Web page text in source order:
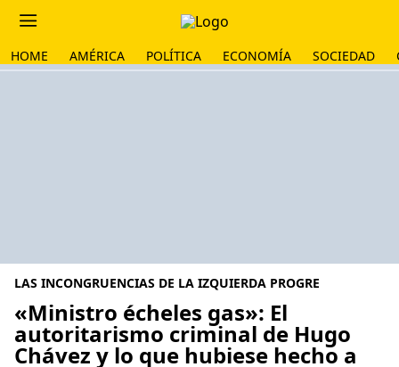
HOME AMÉRICA POLÍTICA ECONOMÍA SOCIEDAD
LAS INCONGRUENCIAS DE LA IZQUIERDA PROGRE
«Ministro écheles gas»: El
autoritarismo criminal de Hugo
Chávez y lo que hubiese hecho a